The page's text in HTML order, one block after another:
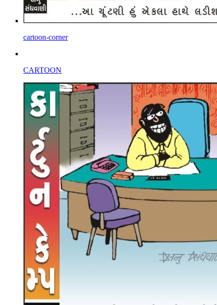
cartoon-corner
CARTOON